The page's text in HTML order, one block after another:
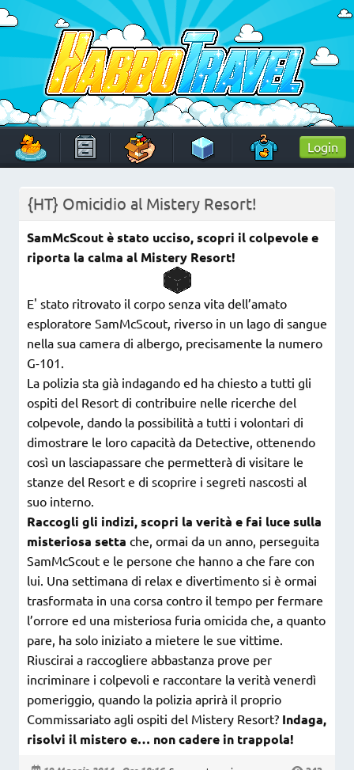
Skip
to
content
HabboTravel
Un viaggio di pixel!
Login
{HT} Omicidio al Mistery Resort!
SamMcScout è stato ucciso, scopri il colpevole e
riporta la calma al Mistery Resort!
E' stato ritrovato il corpo senza vita dell’amato
esploratore SamMcScout, riverso in un lago di sangue
nella sua camera di albergo, precisamente la numero
G-101.
La polizia sta già indagando ed ha chiesto a tutti gli
ospiti del Resort di contribuire nelle ricerche del
colpevole, dando la possibilità a tutti i volontari di
dimostrare le loro capacità da Detective, ottenendo
così un lasciapassare che permetterà di visitare le
stanze del Resort e di scoprire i segreti nascosti al
suo interno.
Raccogli gli indizi, scopri la verità e fai luce sulla
misteriosa setta che, ormai da un anno, perseguita
SamMcScout e le persone che hanno a che fare con
lui. Una settimana di relax e divertimento si è ormai
trasformata in una corsa contro il tempo per fermare
l’orrore ed una misteriosa furia omicida che, a quanto
pare, ha solo iniziato a mietere le sue vittime.
Riuscirai a raccogliere abbastanza prove per
incriminare i colpevoli e raccontare la verità venerdì
pomeriggio, quando la polizia aprirà il proprio
Commissariato agli ospiti del Mistery Resort? Indaga,
risolvi il mistero e… non cadere in trappola!